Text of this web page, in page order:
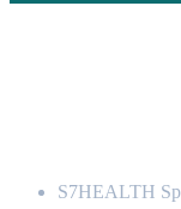
S7HEALTH